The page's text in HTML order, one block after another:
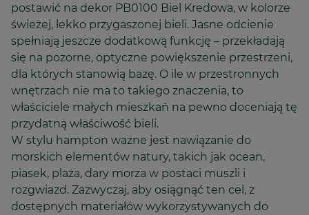
postawić na dekor PB0100 Biel Kredowa, w kolorze
świeżej, lekko przygaszonej bieli. Jasne odcienie
spełniają jeszcze dodatkową funkcję – przekładają
się na pozorne, optyczne powiększenie przestrzeni,
dla których stanowią bazę. O ile w przestronnych
wnętrzach nie ma to takiego znaczenia, to
właściciele małych mieszkań na pewno doceniają tę
przydatną właściwość bieli.
W stylu hampton ważne jest nawiązanie do
morskich elementów natury, takich jak ocean,
piasek, plaża, dary morza w postaci muszli i
rozgwiazd. Zazwyczaj, aby osiągnąć ten cel, z
dostępnych materiałów wykorzystywanych do